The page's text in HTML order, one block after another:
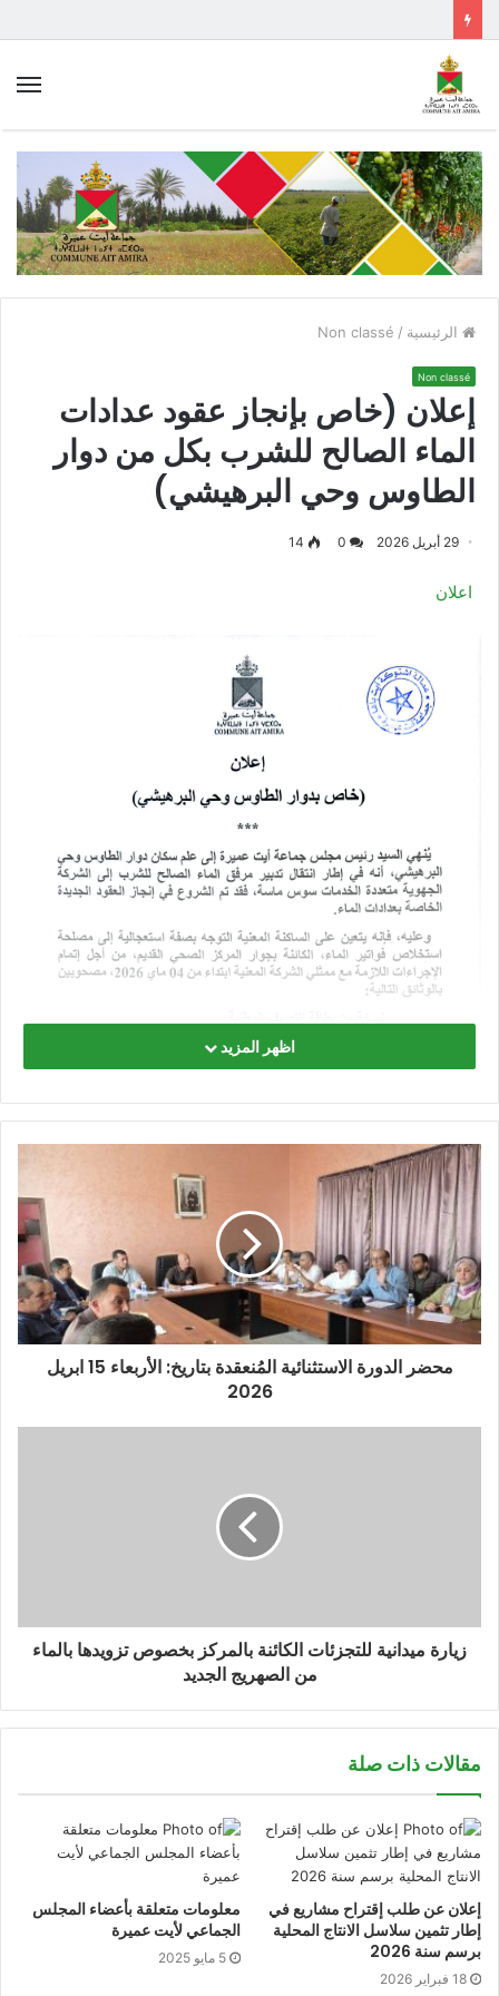
الرئيسية /
Non classé
Non classé
إعلان (خاص بإنجاز عقود عدادات
الماء الصالح للشرب بكل من دوار
الطاوس وحي البرهيشي)
29 أبريل 2026 0
14
اعلان
اظهر المزيد
محضر الدورة الاستثنائية المُنعقدة بتاريخ: الأربعاء 15 ابريل
2026
زيارة ميدانية للتجزئات الكائنة بالمركز بخصوص تزويدها بالماء
من الصهريج الجديد
مقالات ذات صلة
إعلان عن طلب إقتراح مشاريع في
إطار تثمين سلاسل الانتاج المحلية
برسم سنة 2026
18 فبراير 2026
معلومات متعلقة بأعضاء المجلس
الجماعي لأيت عميرة
5 مايو 2025